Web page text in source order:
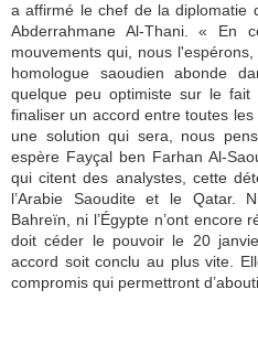
a affirmé le chef de la diplomatie
Abderrahmane Al-Thani. «
mouvements qui, nous
homologue saoudien abonde
quelque peu optimiste sur le
finaliser un accord entre toutes
une solution qui sera, nous
espère Fayçal ben Farhan Al-
qui citent des analystes, cette
l’Arabie Saoudite et le Qatar.
Bahreïn, ni l’Égypte n’ont encore
doit céder le pouvoir le 20
accord soit conclu au plus vite.
compromis qui permettront